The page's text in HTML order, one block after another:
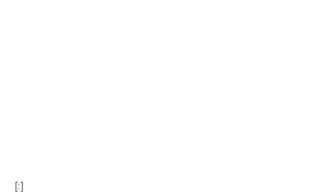
[:]